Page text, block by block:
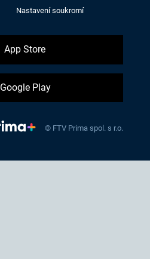
Nastavení soukromí
App Store
Google Play
© FTV Prima spol. s r.o.